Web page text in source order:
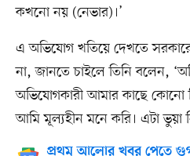
কখনো নয় (নেভার)।’
এ অভিযোগ খতিয়ে দেখতে
না, জানতে চাইলে তিনি বলেন,
অভিযোগকারী আমার কাছে কোনো
আমি মূল্যহীন মনে করি। এটা ভুয়া
প্রথম আলোর খবর পেতে